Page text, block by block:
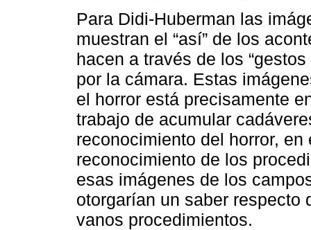
Para Didi-Huberman las
muestran el “así” de los
hacen a través de los
por la cámara. Estas
el horror está precisamente
trabajo de acumular
reconocimiento del horror,
reconocimiento de los
esas imágenes de los
otorgarían un saber respecto
vanos procedimientos.